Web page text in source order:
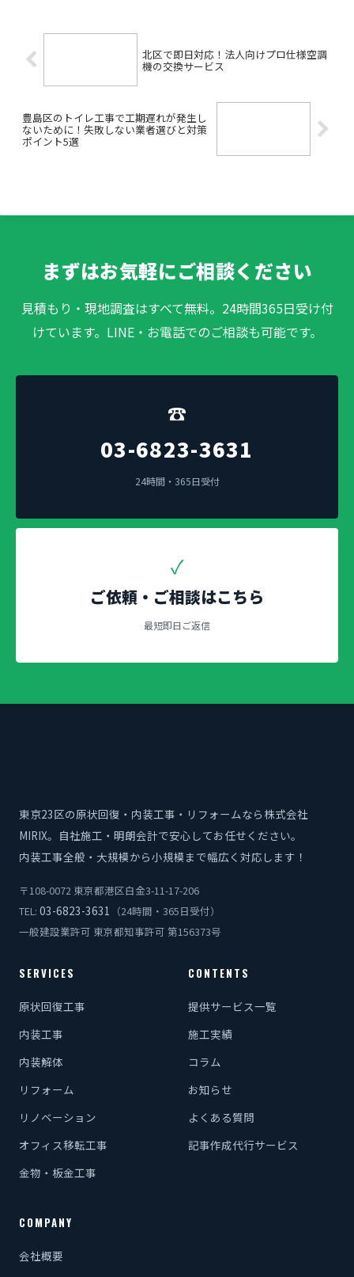
北区で即日対応！法人向けプロ仕様空調
機の交換サービス
豊島区のトイレ工事で工期遅れが発生し
ないために！失敗しない業者選びと対策
ポイント5選
まずはお気軽にご相談ください
見積もり・現地調査はすべて無料。24時間365日受け付
けています。LINE・お電話でのご相談も可能です。
☎
03-6823-3631
24時間・365日受付
✓
ご依頼・ご相談はこちら
最短即日ご返信
東京23区の原状回復・内装工事・リフォームなら株式会社
MIRIX。自社施工・明朗会計で安心してお任せください。
内装工事全般・大規模から小規模まで幅広く対応します！
〒108-0072 東京都港区白金3-11-17-206
TEL: 03-6823-3631
（24時間・365日受付）
一般建設業許可 東京都知事許可 第156373号
SERVICES
原状回復工事
内装工事
内装解体
リフォーム
リノベーション
オフィス移転工事
金物・板金工事
CONTENTS
提供サービス一覧
施工実績
コラム
お知らせ
よくある質問
記事作成代行サービス
COMPANY
会社概要